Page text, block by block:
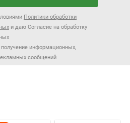
Политики обработки
и даю Согласие на обработку
информационных,
сообщений